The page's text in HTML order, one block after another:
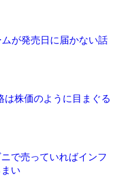
ムが発売日に届かない話
は株価のように目まぐる
で売っていればインフ
い